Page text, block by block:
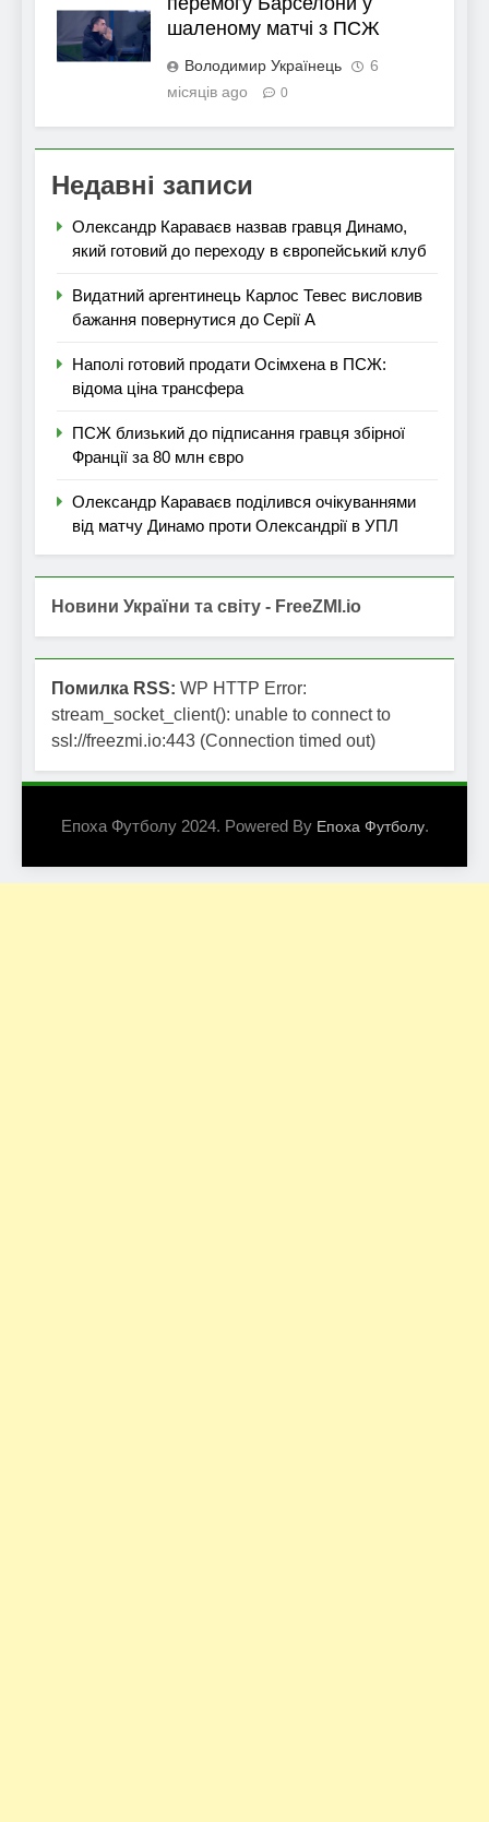
шаленому матчі з ПСЖ
Володимир Українець
6
місяців ago
0
Недавні записи
Олександр Караваєв назвав гравця Динамо,
який готовий до переходу в європейський клуб
Видатний аргентинець Карлос Тевес висловив
бажання повернутися до Серії А
Наполі готовий продати Осімхена в ПСЖ:
відома ціна трансфера
ПСЖ близький до підписання гравця збірної
Франції за 80 млн євро
Олександр Караваєв поділився очікуваннями
від матчу Динамо проти Олександрії в УПЛ
Новини України та світу - FreeZMI.io
Помилка RSS: WP HTTP Error:
stream_socket_client(): unable to connect to
ssl://freezmi.io:443 (Connection timed out)
Епоха Футболу 2024. Powered By Епоха Футболу.